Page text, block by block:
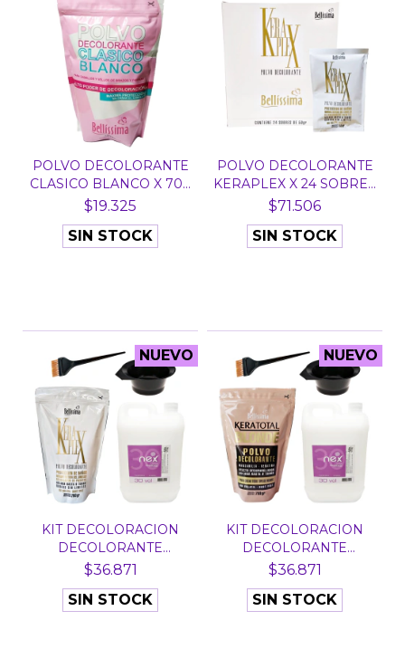
POLVO DECOLORANTE
CLASICO BLANCO X 700
G...
$19.325
SIN STOCK
POLVO DECOLORANTE
KERAPLEX X 24 SOBRES
D...
$71.506
SIN STOCK
NUEVO
KIT DECOLORACION
DECOLORANTE
KERAPLEX BE...
$36.871
SIN STOCK
NUEVO
KIT DECOLORACION
DECOLORANTE
BLONDE BELL...
$36.871
SIN STOCK